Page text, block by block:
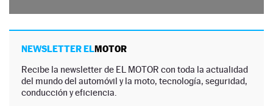
NEWSLETTER ELMOTOR
Recibe la newsletter de EL MOTOR con toda la actualidad
del mundo del automóvil y la moto, tecnología, seguridad,
conducción y eficiencia.